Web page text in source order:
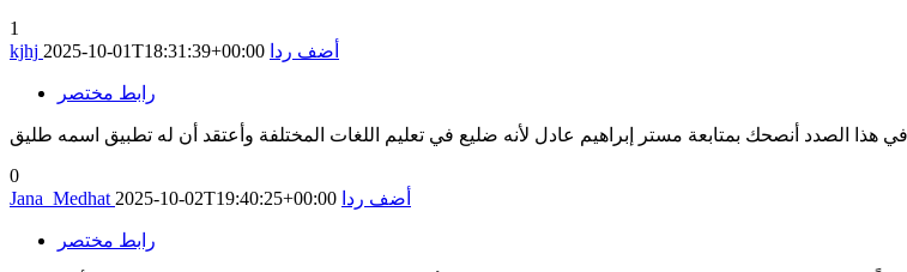
1
kjhj 2025-10-01T18:31:39+00:00 أضف ردا
رابط مختصر
0
Jana_Medhat 2025-10-02T19:40:25+00:00 أضف ردا
رابط مختصر